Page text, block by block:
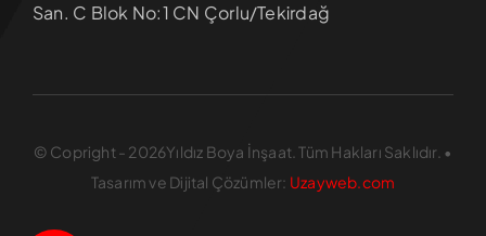
San. C Blok No:1 CN Çorlu/Tekirdağ
© Copright - 2026Yıldız Boya İnşaat. Tüm Hakları Saklıdır. •
Tasarım ve Dijital Çözümler: Uzayweb.com